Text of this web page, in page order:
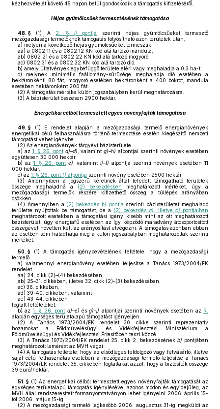
kézhezvételét követő 45 napon belül gondoskodik a támogatás kifizetéséről.
Héjas gyümölcsűek termesztésének támogatása
48. § (1) A 2. §j) pontja
szerinti héjas gyümölcsűeket termesztő
mezőgazdasági termelőknek támogatás folyósítható azon területek után,
a) melyen a következő héjas gyümölcsűeket termesztik:
aa) a 0802 11 és a 0802 12 KN kód alá tartozó mandula,
ab) 0802 21 és a 0802 22 KN kód alá tartozó mogyoró,
ac) 0802 31 és a 0802 32 KN kód alá tartozó dió;
b) amely ültetvények egybefüggő területe eléri vagy meghaladja a 0,3 ha-t;
c) melynek minimális faállomány-sűrűsége meghaladja dió esetében a
hektáronkénti 80 fát, mogyoró esetében hektáronként a 400 bokrot, mandula
esetében hektáronként 200 fát.
(2) A támogatás mértéke külön jogszabályban kerül meghatározásra.
(3) A bázisterület összesen 2900 hektár.
Energetikai célból termesztett egyes növényfajták támogatása
49. § (1) E rendelet alapján a mezőgazdasági termelő energianövények
energetikai célú felhasználásra történő termesztése esetén kiegészítő nemzeti
támogatást vehet igénybe.
(2) Az energianövények tárgyévi bázisterülete
a) az 1. § 26. pont a)–d) , valamint g)–h) alpontjai szerinti növények esetében
együttesen 30 000 hektár,
b) az 1. § 26. pont e) , valaminti)–l) alpontja szerinti növények esetében 11
000 hektár,
c) az 1. § 26. pont f) alpontja szerinti növény esetében 2500 hektár.
(3) Amennyiben a jogszerű kérelmek által lefedett támogatható területek
összege meghaladná a (2) bekezdésben meghatározott mértéket, úgy a
mezőgazdasági termelők részére kifizethető összeg a túllépés arányában
csökken.
(4) Amennyiben a (2) bekezdés b) pontja szerinti bázisterületet meghaladó
területre nyújtottak be támogatást, de a (2) bekezdésa) , illetve c) pontjaiban
meghatározott esetekben a támogatási igény kisebb mint az ott meghatározott
bázisterület, úgy energiafű esetében az így képződő maradvány átcsoportosított
összegével növelten kell az arányosítást elvégezni. A támogatás azonban ebben
az esetben sem haladhatja meg a külön jogszabályban meghatározottak szerinti
mértéket.
50. § (1) A támogatás igénybevételének feltétele, hogy a mezőgazdasági
termelő
a) valamennyi energianövény esetében teljesítse a Tanács 1973/2004/EK
rendelet
aa) 24. cikk (2)–(4) bekezdésében,
ab) 25–31. cikkében, illetve 32. cikk (2)–(3) bekezdésében,
ac) 36. cikkében,
ad) 39–40. cikkében, valamint
ae) 43–44. cikkében
foglalt feltételeket;
b) az 1. § 26. pont a)–e) ésg)–j) alpontjai szerinti növények esetében az R.
alapján egységes területalapú támogatást igényeljen.
(2) A Tanács 1973/2004/EK rendelet 30. cikke szerinti reprezentatív
hozamokat a Földművelésügyi és Vidékfejlesztési Minisztérium a
Földművelésügyi és Vidékfejlesztési Értesítőben teszi közzé.
(3) A Tanács 1973/2004/EK rendelet 25. cikk 2. bekezdésének b) pontjában
meghatározott lemérést az MVH végzi.
(4) A támogatás feltétele, hogy az elsődleges feldolgozó vagy felvásárló, illetve
saját célú felhasználás esetében a mezőgazdasági termelő teljesítse a Tanács
1973/2004/EK rendelet 35. cikkében foglaltakat azzal, hogy a biztosíték összege
39 euró/hektár.
51. § (1) Az energetikai célból termesztett egyes növényfajták támogatását az
egységes területalapú támogatás igénylésével azonos módon és egyidejűleg, az
MVH által rendszeresített formanyomtatványon lehet igényelni 2006. április 15-
től 2006. május 15-ig.
(2) A mezőgazdasági termelő legkésőbb 2006. augusztus 31-ig megküldi az